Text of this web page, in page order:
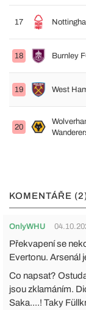
17
18 Burnley
19 West
20
KOMENTÁŘE
OnlyWHU
Překvapení se
Evertonu. Arsenál
Co napsat?
jsou zklamáním.
Saka....! Taky